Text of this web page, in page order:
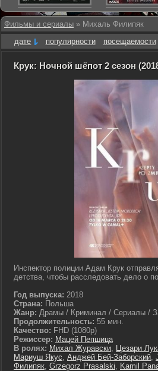
Фильмы и сериалы » Михаль Филипяк
дате
популярности посещаемости
Крук: Ночной шёпот 2 сезон
Инспектор полиции Адам Крук
детства, чтобы расследовать дело о
Год выпуска: 2018
Страна: Польша
Жанр: Драмы / Криминал / Сериалы /
Продолжительность: 55 мин.
Качество: FHD (1080p)
Режиссер: Мацей Пепшица
В ролях: Михал Журавски, Цезари
Мариуш Якус, Анджей Бей-Заборский,
Филипяк, Grzegorz Prasalski, Kamil